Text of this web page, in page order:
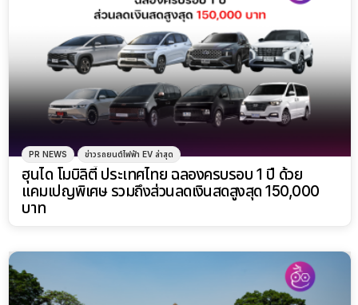
PR NEWS ข่าวรถยนต์ไฟฟ้า EV ล่าสุด
ฮุนได โมบิลิตี้ ประเทศไทย ฉลองครบรอบ 1 ปี ด้วย
แคมเปญพิเศษ รวมถึงส่วนลดเงินสดสูงสุด 150,000
บาท